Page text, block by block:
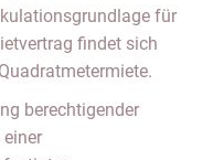
für
findet sich
berechtigender
einer